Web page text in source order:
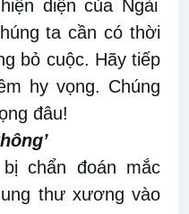
diện của Ngài
ta cần có thời
bỏ cuộc. Hãy tiếp
hy vọng. Chúng
đâu!
chẩn đoán mắc
thư xương vào